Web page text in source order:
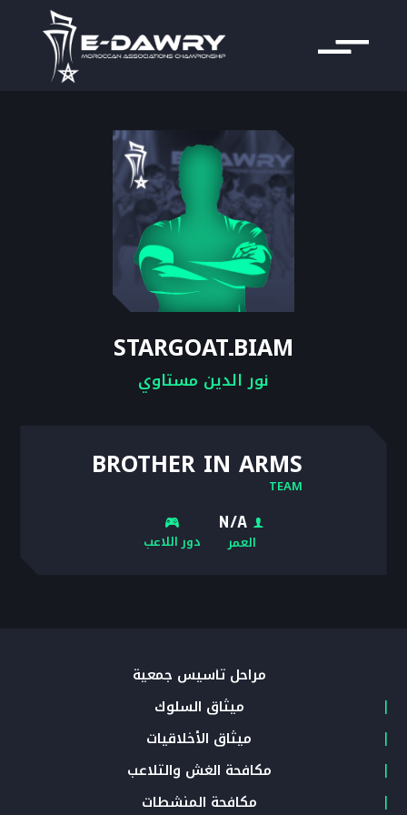
BIAMـSTARGOAT
نور الدين مستاوي
BROTHER IN ARMS
TEAM
N/A
العمر دور اللاعب
مراحل تأسيس جمعية
ميثاق السلوك
ميثاق الأخلاقيات
مكافحة الغش والتلاعب
مكافحة المنشطات